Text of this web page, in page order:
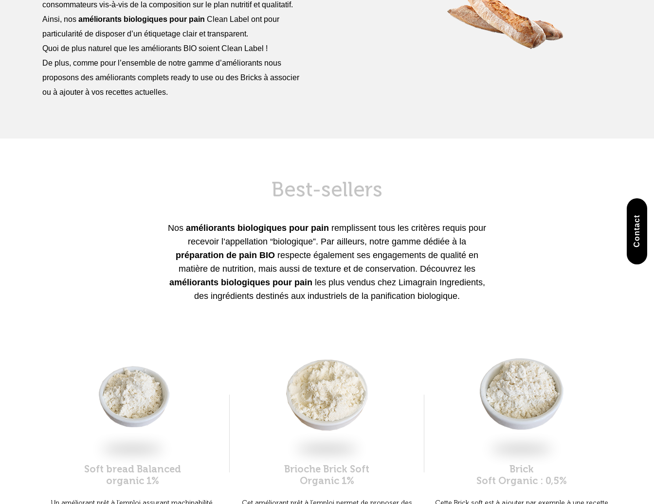
consommateurs vis-à-vis de la composition sur le plan nutritif et qualitatif.
Ainsi, nos améliorants biologiques pour pain Clean Label ont pour
particularité de disposer d’un étiquetage clair et transparent.
Quoi de plus naturel que les améliorants BIO soient Clean Label !
De plus, comme pour l’ensemble de notre gamme d’améliorants nous
proposons des améliorants complets ready to use ou des Bricks à associer
ou à ajouter à vos recettes actuelles.
Best-sellers
Nos améliorants biologiques pour pain remplissent tous les critères requis pour
recevoir l’appellation “biologique”. Par ailleurs, notre gamme dédiée à la
préparation de pain BIO respecte également ses engagements de qualité en
matière de nutrition, mais aussi de texture et de conservation. Découvrez les
améliorants biologiques pour pain les plus vendus chez Limagrain Ingredients,
des ingrédients destinés aux industriels de la panification biologique.
Soft bread Balanced
organic 1%
Brioche Brick Soft
Organic 1%
Brick
Soft Organic : 0,5%
Contact